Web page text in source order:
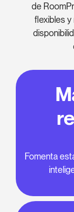
de
flexibles
Fomenta